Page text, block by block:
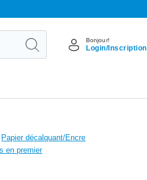
Bonjour!
Login/Inscription
Papier décalquant/Encre
en premier